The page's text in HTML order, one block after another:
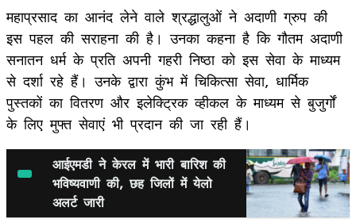
महाप्रसाद का आनंद लेने वाले श्रद्धालुओं ने अदाणी ग्रुप की
इस पहल की सराहना की है। उनका कहना है कि गौतम अदाणी
सनातन धर्म के प्रति अपनी गहरी निष्ठा को इस सेवा के माध्यम
से दर्शा रहे हैं। उनके द्वारा कुंभ में चिकित्सा सेवा, धार्मिक
पुस्तकों का वितरण और इलेक्ट्रिक व्हीकल के माध्यम से बुजुर्गों
के लिए मुफ्त सेवाएं भी प्रदान की जा रही हैं।
आईएमडी ने केरल में भारी बारिश की
भविष्यवाणी की, छह जिलों में येलो
अलर्ट जारी